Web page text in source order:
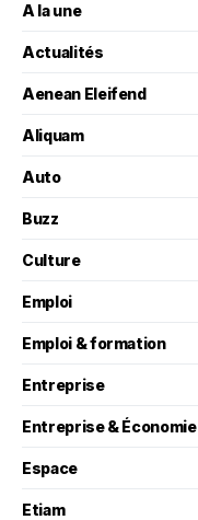
A la une
Actualités
Aenean Eleifend
Aliquam
Auto
Buzz
Culture
Emploi
Emploi & formation
Entreprise
Entreprise & Économie
Espace
Etiam